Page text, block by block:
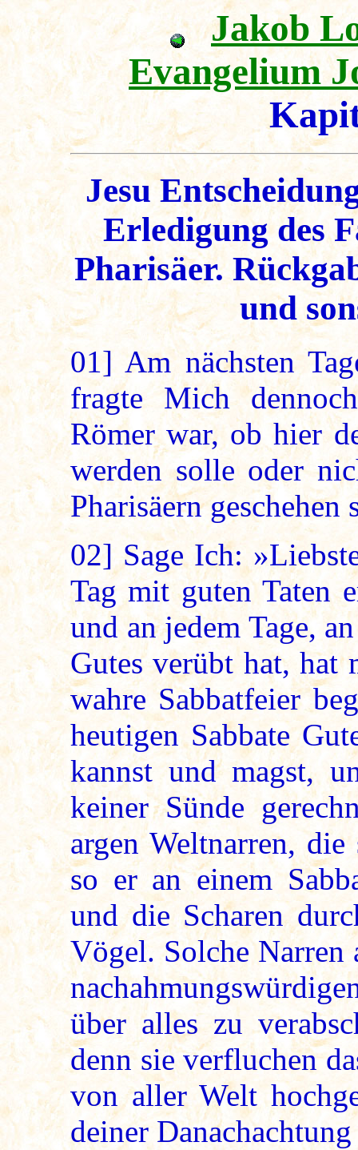
Jakob
Evangelium
Jesu
Erledigung des
Pharisäer.
und
01] Am nächsten
fragte Mich
Römer war, ob hier
werden solle oder
Pharisäern geschehen
02] Sage Ich:
Tag mit guten Taten
und an jedem Tage,
Gutes verübt hat, hat
wahre Sabbatfeier
heutigen Sabbate
kannst und magst,
keiner Sünde
argen Weltnarren,
so er an einem
und die Scharen
Vögel. Solche Narren
über alles zu
denn sie verfluchen
von aller Welt
deiner